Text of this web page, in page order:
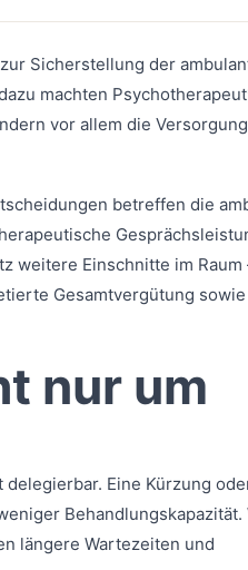
Sicherstellung der
machten
vor allem die Versorgung
betreffen die
weitere Einschnitte im Raum
Gesamtvergütung
nur um
Eine Kürzung
Behandlungskapazität.
längere Wartezeiten und